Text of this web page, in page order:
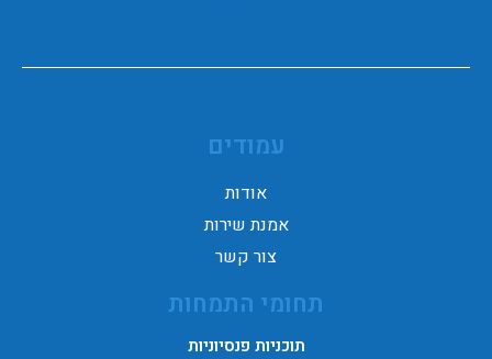
עמודים
אודות
אמנת שירות
צור קשר
תחומי התמחות
תוכניות פנסיוניות